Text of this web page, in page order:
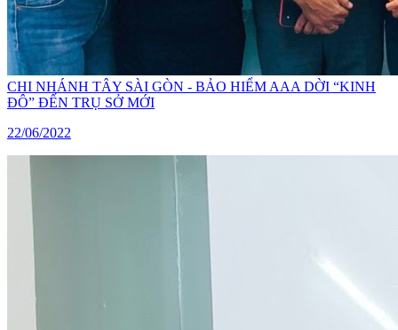
CHI NHÁNH TÂY SÀI GÒN - BẢO HIỂM AAA DỜI “KINH
ĐÔ” ĐẾN TRỤ SỞ MỚI
22/06/2022